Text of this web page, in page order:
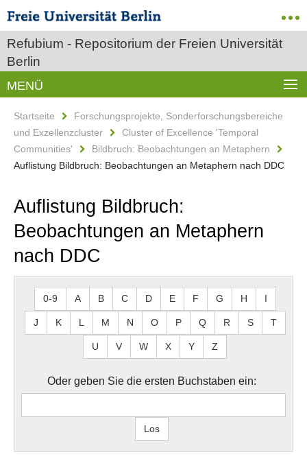
Refubium - Repositorium der Freien Universität
Berlin
MENÜ
Startseite
Forschungsprojekte, Sonderforschungsbereiche
und Exzellenzcluster
Cluster of Excellence 'Temporal
Communities'
Bildbruch: Beobachtungen an Metaphern
Auflistung Bildbruch: Beobachtungen an Metaphern nach DDC
Auflistung Bildbruch:
Beobachtungen an Metaphern
nach DDC
0-9 A B C D E F G H I
J K L M N O P Q R S T
U V W X Y Z
Oder geben Sie die ersten Buchstaben ein: